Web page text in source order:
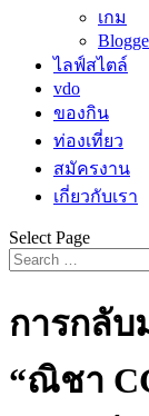
เกม
ไลฟ์สไตล์
vdo
ของกิน
ท่องเที่ยว
สมัครงาน
เกี่ยวกับเรา
Select Page
การกลับ
“ณิชา